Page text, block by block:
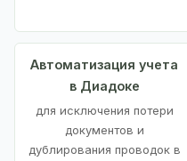
Автоматизация учета
в Диадоке
для исключения потери
документов и
дублирования проводок в